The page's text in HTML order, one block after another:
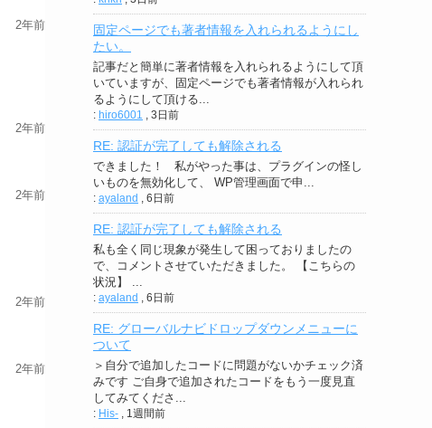
2年前
2年前
2年前
2年前
2年前
固定ページでも著者情報を入れられるようにし
たい。
記事だと簡単に著者情報を入れられるようにして頂
いていますが、固定ページでも著者情報が入れられ
るようにして頂ける...
: hiro6001 3日前
RE: 認証が完了しても解除される
できました！ 私がやった事は、プラグインの怪し
いものを無効化して、 WP管理画面で申...
: ayaland 6日前
RE: 認証が完了しても解除される
私も全く同じ現象が発生して困っておりましたの
で、コメントさせていただきました。 【こちらの
状況】 ...
: ayaland 6日前
RE: グローバルナビドロップダウンメニューに
ついて
＞自分で追加したコードに問題がないかチェック済
みです ご自身で追加されたコードをもう一度見直
してみてくださ...
: His- 1週間前